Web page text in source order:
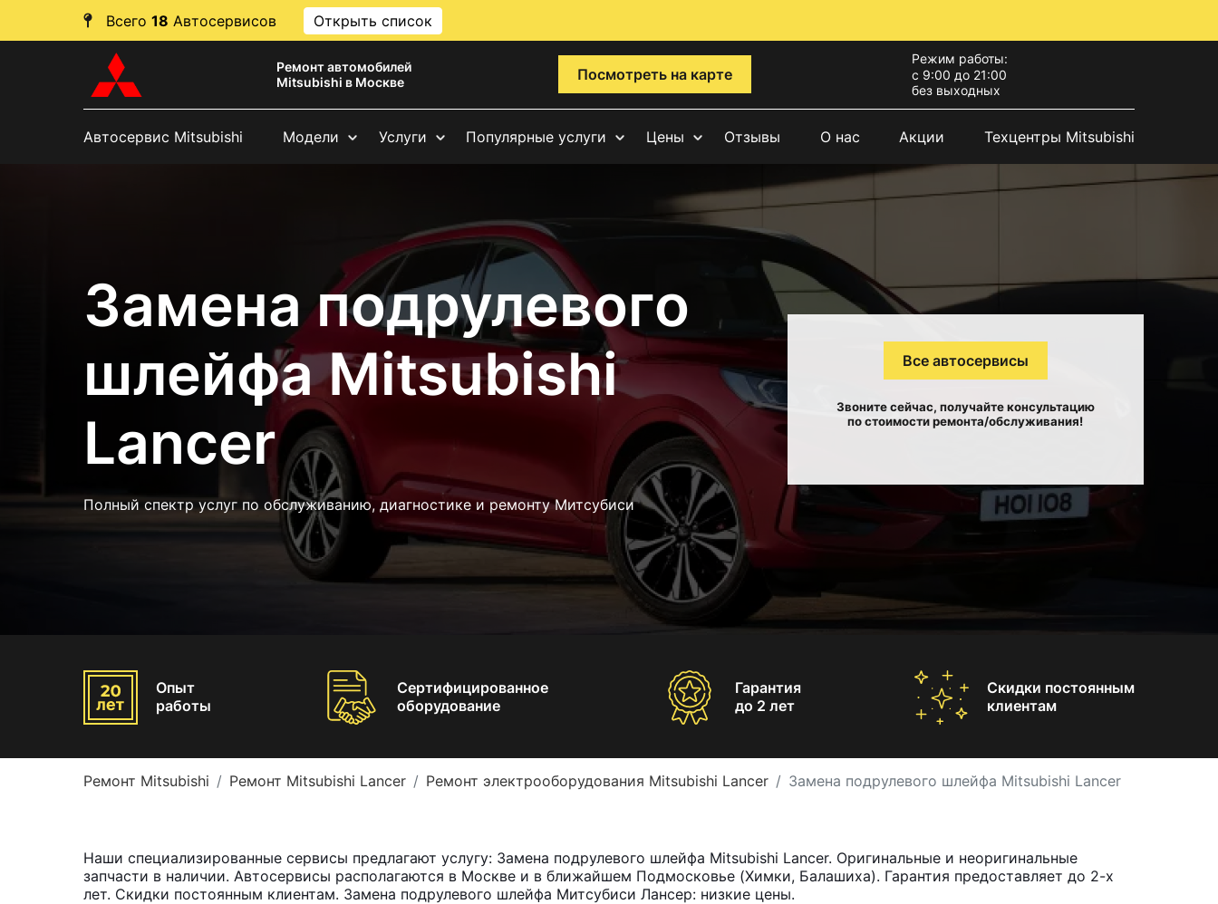
Всего 18 Автосервисов Открыть список
Ремонт автомобилей
Mitsubishi в Москве
Посмотреть на карте
Режим работы:
с 9:00 до 21:00
без выходных
Автосервис Mitsubishi Модели Услуги Популярные услуги Цены Отзывы О нас Акции Техцентры Mitsubishi
Замена подрулевого
шлейфа Mitsubishi
Lancer
Полный спектр услуг по обслуживанию, диагностике и ремонту Митсубиси
Все автосервисы
Звоните сейчас, получайте консультацию
по стоимости ремонта/обслуживания!
Опыт
работы
Сертифицированное
оборудование
Гарантия
до 2 лет
Скидки постоянным
клиентам
Ремонт Mitsubishi Ремонт Mitsubishi Lancer Ремонт электрооборудования Mitsubishi Lancer Замена подрулевого шлейфа Mitsubishi Lancer
Наши специализированные сервисы предлагают услугу: Замена подрулевого шлейфа Mitsubishi Lancer. Оригинальные и неоригинальные
запчасти в наличии. Автосервисы располагаются в Москве и в ближайшем Подмосковье (Химки, Балашиха). Гарантия предоставляет до 2-х
лет. Скидки постоянным клиентам. Замена подрулевого шлейфа Митсубиси Лансер: низкие цены.